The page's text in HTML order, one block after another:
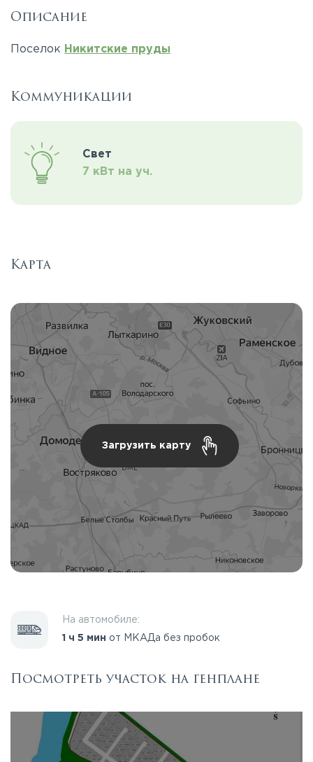
Описание
Поселок Никитские пруды
Коммуникации
Свет
7 кВт на уч.
Карта
Загрузить карту
На автомобиле:
1 ч 5 мин от МКАДа без пробок
Посмотреть участок на генплане